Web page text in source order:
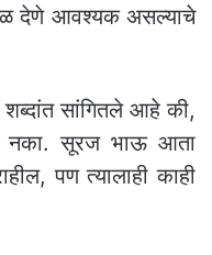
देणे आवश्यक असल्याचे
सांगितले आहे की,
नका. सूरज भाऊ आता
पण त्यालाही काही